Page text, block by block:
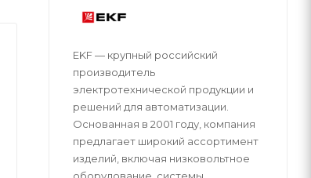
EKF — крупный российский
производитель
электротехнической продукции и
решений для автоматизации.
Основанная в 2001 году, компания
предлагает широкий ассортимент
изделий, включая низковольтное